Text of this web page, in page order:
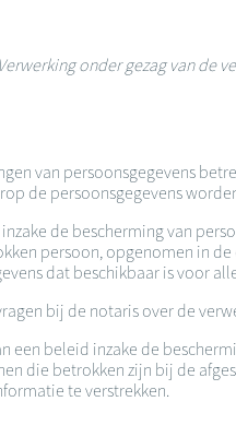
onder gezag van de
van persoonsgegevens
de persoonsgegevens
de bescherming van
persoon, opgenomen in
dat beschikbaar is voor
bij de notaris over de
een beleid inzake de
die betrokken zijn bij de
te verstrekken.